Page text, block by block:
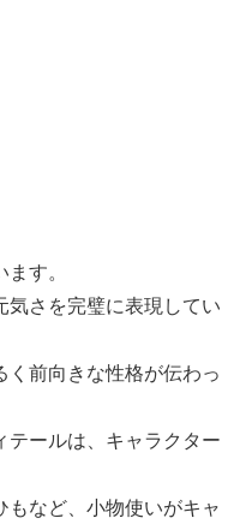
す。
気さを完璧に表現してい
く前向きな性格が伝わっ
テールは、キャラクター
もなど、小物使いがキャ